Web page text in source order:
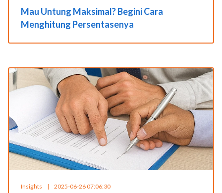
Mau Untung Maksimal? Begini Cara
Menghitung Persentasenya
Insights | 2025-06-26 07:06:30